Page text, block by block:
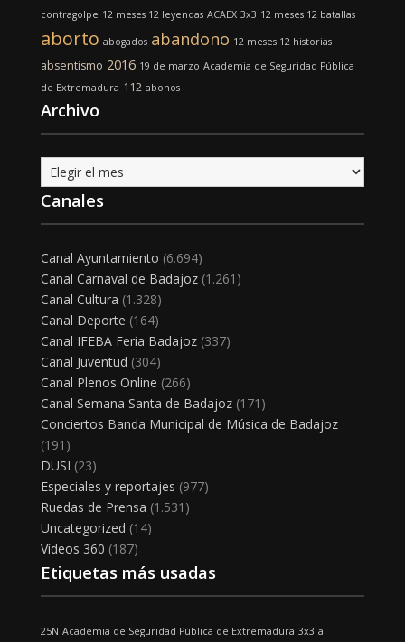
contragolpe 12 meses 12 leyendas ACAEX 3x3 12 meses 12 batallas
aborto abogados abandono 12 meses 12 historias
absentismo 2016 19 de marzo Academia de Seguridad Pública
de Extremadura 112 abonos
Archivo
Archivo
Canales
Canal Ayuntamiento (6.694)
Canal Carnaval de Badajoz(1.261)
Canal Cultura (1.328)
Canal Deporte (164)
Canal IFEBA Feria Badajoz(337)
Canal Juventud (304)
Canal Plenos Online (266)
Canal Semana Santa de Badajoz(171)
Conciertos Banda Municipal de Música de Badajoz
(191)
DUSI (23)
Especiales y reportajes (977)
Ruedas de Prensa (1.531)
Uncategorized (14)
Vídeos 360 (187)
Etiquetas más usadas
25N Academia de Seguridad Pública de Extremadura 3x3 a